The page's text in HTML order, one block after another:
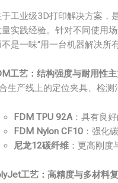
工业级3D打印解决方案，
实践经验。针对不同使用
是一味“用一台机器解决所有
工艺：结构强度与耐用性
生产线上的定位夹具、检测
FDM TPU 92A：具有良
FDM Nylon CF10 ：强化
尼龙12碳纤维 ：更高刚度
工艺：高精度与多材料